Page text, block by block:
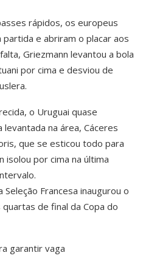
rápidos, os europeus
e abriram o placar aos
Griezmann levantou a bola
por cima e desviou de
o Uruguai quase
na área, Cáceres
que se esticou todo para
isolou por cima na última
Francesa inaugurou o
de final da Copa do
garantir vaga